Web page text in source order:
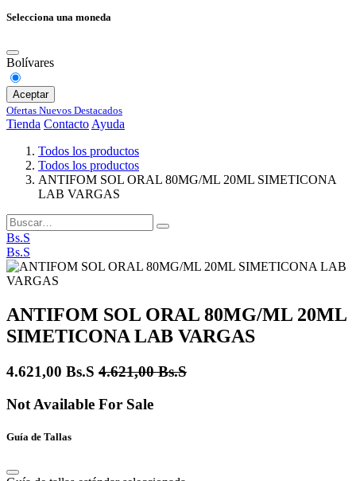
Selecciona una moneda
Bolívares
Aceptar
Ofertas Nuevos Destacados
Tienda Contacto Ayuda
Todos los productos
Todos los productos
ANTIFOM SOL ORAL 80MG/ML 20ML SIMETICONA
LAB VARGAS
Bs.S
Bs.S
ANTIFOM SOL ORAL 80MG/ML 20ML
SIMETICONA LAB VARGAS
4.621,00 Bs.S 4.621,00Bs.S
Not Available For Sale
Guía de Tallas